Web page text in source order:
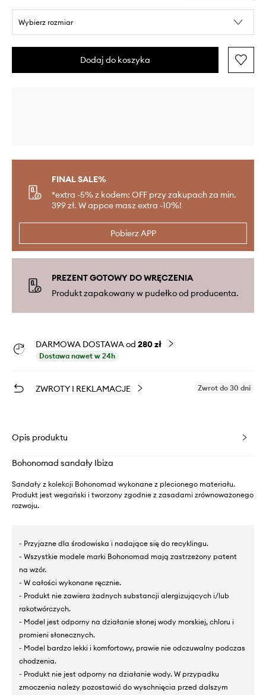
Wybierz rozmiar
Dodaj do koszyka
FINAL SALE%
*extra -5% z kodem: OFF przy zakupach za min.
399 zł. W appce masz extra -10%!
Pobierz APP
PREZENT GOTOWY DO WRĘCZENIA
Produkt zapakowany w pudełko od producenta.
DARMOWA DOSTAWA od 280 zł
Dostawa nawet w 24h
ZWROTY I REKLAMACJE Zwrot do 30 dni
Opis produktu
Bohonomad sandały Ibiza
Sandały z kolekcji Bohonomad wykonane z plecionego materiału.
Produkt jest wegański i tworzony zgodnie z zasadami zrównoważonego
rozwoju.
- Przyjazne dla środowiska i nadające się do recyklingu.
- Wszystkie modele marki Bohonomad mają zastrzeżony patent
na wzór.
- W całości wykonane ręcznie.
- Produkt nie zawiera żadnych substancji alergizujących i/lub
rakotwórczych.
- Model jest odporny na działanie słonej wody morskiej, chloru i
promieni słonecznych.
- Model bardzo lekki i komfortowy, prawie nie odczuwalny podczas
chodzenia.
- Produkt nie jest odporny na działanie wody. W przypadku
zmoczenia należy pozostawić do wyschnięcia przed dalszym